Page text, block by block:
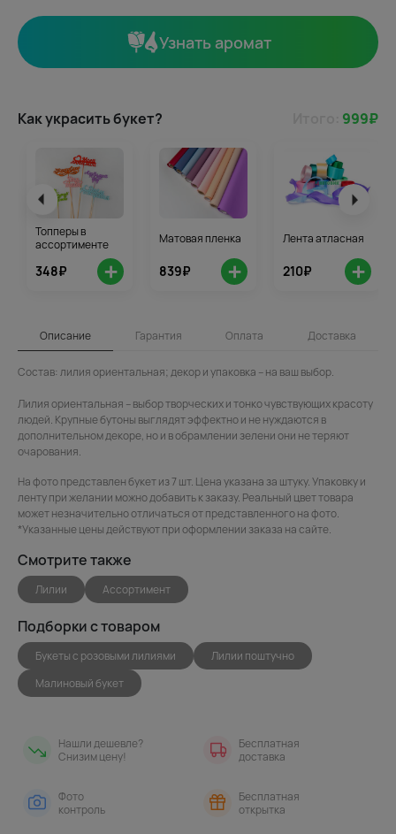
Узнать аромат
Как украсить букет? 999₽
Топперы в
ассортименте
348₽ +
Матовая пленка
839₽ +
Лента атласная
210₽ +
Описание Гарантия Оплата Доставка
Состав: лилия ориентальная; декор и упаковка – на ваш выбор.
Лилия ориентальная – выбор творческих и тонко чувствующих красоту
людей. Крупные бутоны выглядят эффектно и не нуждаются в
дополнительном декоре, но и в обрамлении зелени они не теряют
очарования.
На фото представлен букет из 7 шт. Цена указана за штуку. Упаковку и
ленту при желании можно добавить к заказу. Реальный цвет товара
может незначительно отличаться от представленного на фото.
*Указанные цены действуют при оформлении заказа на сайте.
Смотрите также
Лилии Ассортимент
Подборки с товаром
Букеты с розовыми лилиями
Лилии поштучно
Малиновый букет
Нашли дешевле?
Снизим цену!
Бесплатная
доставка
Фото
контроль
Бесплатная
открытка